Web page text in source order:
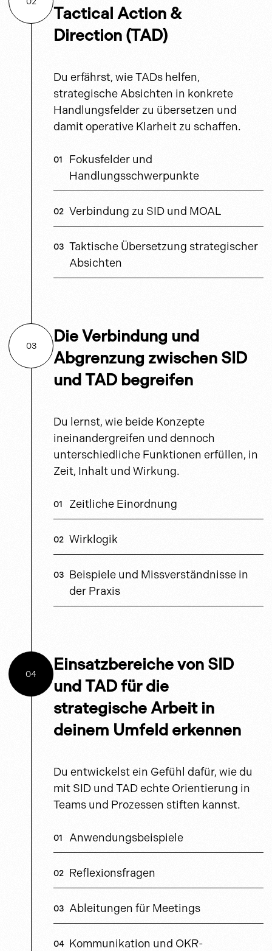
Tactical Action &
Direction (TAD)
Du erfährst, wie TADs helfen,
strategische Absichten in konkrete
Handlungsfelder zu übersetzen und
damit operative Klarheit zu schaffen.
Fokusfelder und
Handlungsschwerpunkte
Verbindung zu SID und MOAL
Taktische Übersetzung strategischer
Absichten
03
Die Verbindung und
Abgrenzung zwischen SID
und TAD begreifen
Du lernst, wie beide Konzepte
ineinandergreifen und dennoch
unterschiedliche Funktionen erfüllen, in
Zeit, Inhalt und Wirkung.
Zeitliche Einordnung
Wirklogik
Beispiele und Missverständnisse in
der Praxis
04
Einsatzbereiche von SID
und TAD für die
strategische Arbeit in
deinem Umfeld erkennen
Du entwickelst ein Gefühl dafür, wie du
mit SID und TAD echte Orientierung in
Teams und Prozessen stiften kannst.
Anwendungsbeispiele
Reflexionsfragen
Ableitungen für Meetings
Kommunikation und OKR-